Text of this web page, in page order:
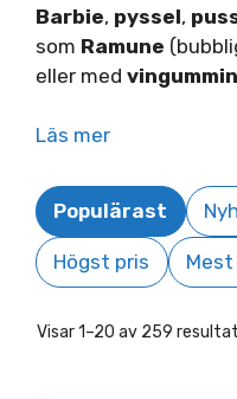
Barbie, pyssel,
som Ramune
eller med vingummin
Läs mer
Populärast
Högst pris Mest
Visar 1–20 av 259 resultat